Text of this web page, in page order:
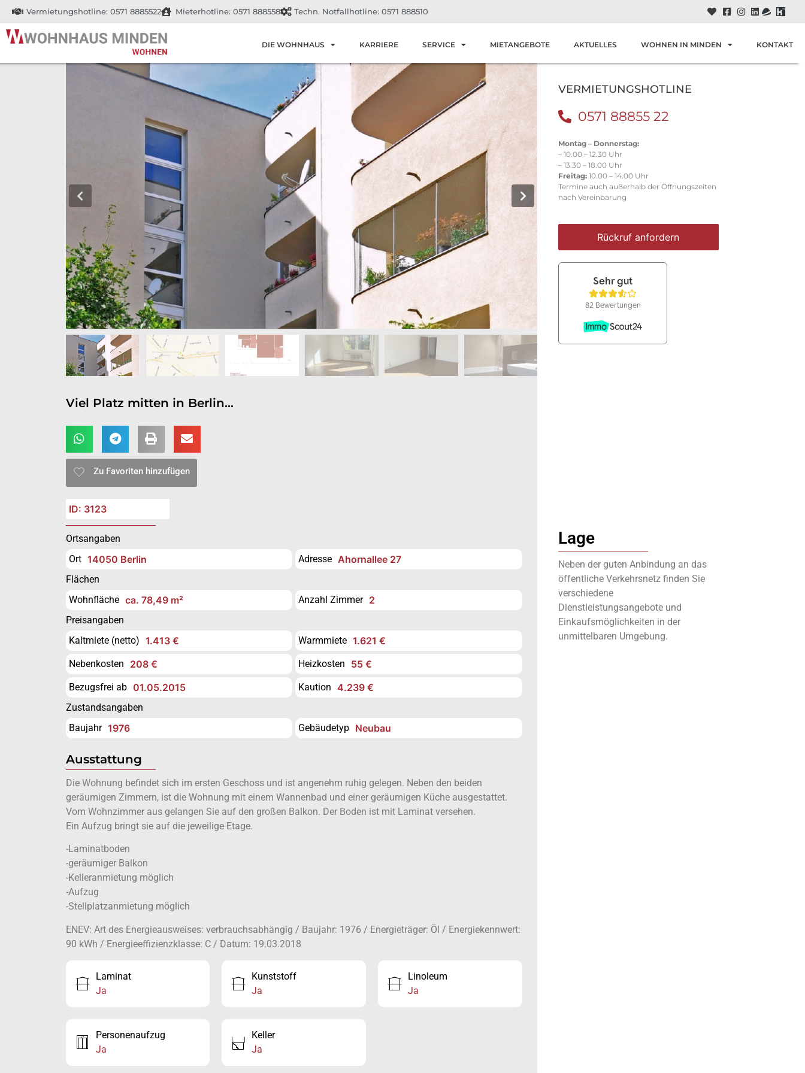
Vermietungshotline: 0571 8885522 Mieterhotline: 0571 888558 Techn. Notfallhotline: 0571 888510
DIE WOHNHAUS KARRIERE SERVICE MIETANGEBOTE AKTUELLES WOHNEN IN MINDEN KONTAKT
Viel Platz mitten in Berlin…
Zu Favoriten hinzufügen
ID: 3123
Ortsangaben
Ort 14050 Berlin Adresse Ahornallee 27
Flächen
Wohnfläche ca. 78,49 m² Anzahl Zimmer 2
Preisangaben
Kaltmiete (netto) 1.413 € Warmmiete 1.621 €
Nebenkosten 208 € Heizkosten 55 €
Bezugsfrei ab 01.05.2015 Kaution 4.239 €
Zustandsangaben
Baujahr 1976 Gebäudetyp Neubau
Ausstattung
Die Wohnung befindet sich im ersten Geschoss und ist angenehm ruhig gelegen. Neben den beiden
geräumigen Zimmern, ist die Wohnung mit einem Wannenbad und einer geräumigen Küche ausgestattet.
Vom Wohnzimmer aus gelangen Sie auf den großen Balkon. Der Boden ist mit Laminat versehen.
Ein Aufzug bringt sie auf die jeweilige Etage.
-Laminatboden
-geräumiger Balkon
-Kelleranmietung möglich
-Aufzug
-Stellplatzanmietung möglich
ENEV: Art des Energieausweises: verbrauchsabhängig / Baujahr: 1976 / Energieträger: Öl / Energiekennwert:
90 kWh / Energieeffizienzklasse: C / Datum: 19.03.2018
Laminat
Ja
Kunststoff
Ja
Linoleum
Ja
Personenaufzug
Ja
Keller
Ja
VERMIETUNGSHOTLINE
0571 88855 22
Montag – Donnerstag:
– 10.00 – 12.30 Uhr
– 13.30 – 18.00 Uhr
Freitag: 10.00 – 14.00 Uhr
Termine auch außerhalb der Öffnungszeiten
nach Vereinbarung
Rückruf anfordern
Lage
Neben der guten Anbindung an das
öffentliche Verkehrsnetz finden Sie
verschiedene
Dienstleistungsangebote und
Einkaufsmöglichkeiten in der
unmittelbaren Umgebung.